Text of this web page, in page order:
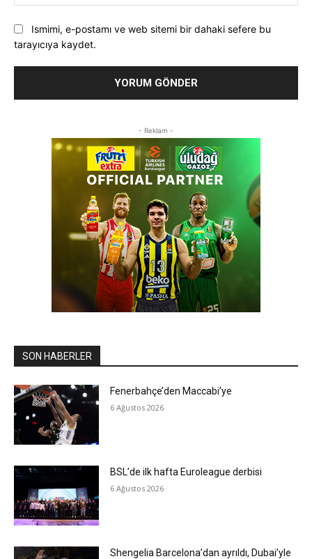
Ismimi, e-postamı ve web sitemi bir dahaki sefere bu
tarayıcıya kaydet.
- Reklam -
SON HABERLER
Fenerbahçe’den Maccabi’ye
6 Ağustos 2026
BSL’de ilk hafta Euroleague derbisi
6 Ağustos 2026
Shengelia Barcelona’dan ayrıldı, Dubai’yle